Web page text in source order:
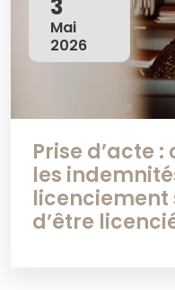
Prise d’acte
les
d’être
3
Mai
2026